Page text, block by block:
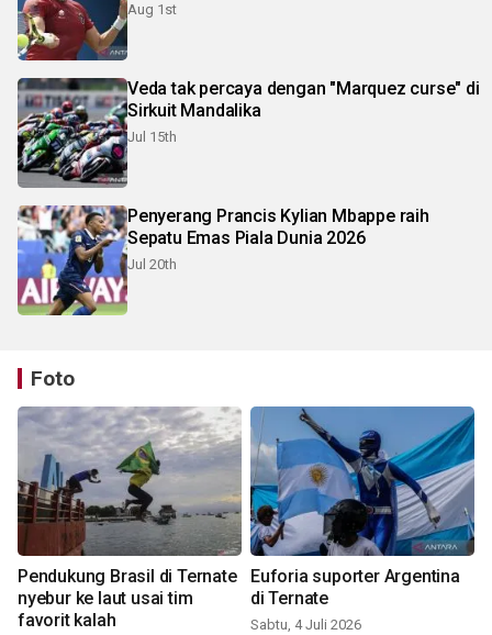
Aug 1st
Veda tak percaya dengan "Marquez curse" di
Sirkuit Mandalika
Jul 15th
Penyerang Prancis Kylian Mbappe raih
Sepatu Emas Piala Dunia 2026
Jul 20th
Foto
Pendukung Brasil di Ternate
nyebur ke laut usai tim
favorit kalah
Euforia suporter Argentina
di Ternate
Sabtu, 4 Juli 2026